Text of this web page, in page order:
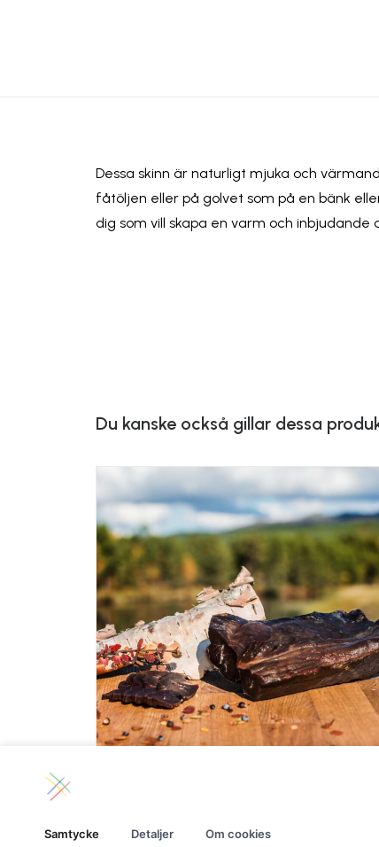
Samtycke Detaljer Om cookies
Dessa skinn är naturligt mjuka och
fåtöljen eller på golvet som på en bänk
dig som vill skapa en varm och inbjudande
Du kanske också gillar dessa
265.00kr